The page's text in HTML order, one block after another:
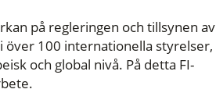
på regleringen och tillsynen av
över 100 internationella styrelser,
och global nivå. På detta FI-